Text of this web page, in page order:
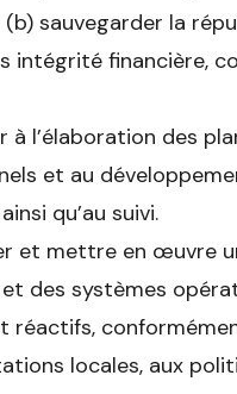
(b) sauvegar­der la
intégrité financière,
à l’élaboration des
et au
qu’au suivi.
et mettre en œuvre
des sys­tèmes
réactifs,
locales, aux